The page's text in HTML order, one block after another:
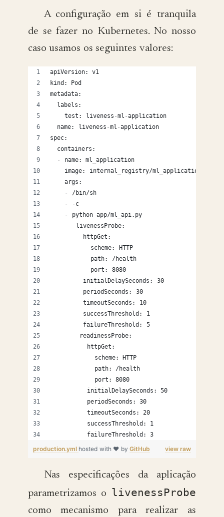
A configuração em si é tranquila
de se fazer no Kubernetes. No nosso
caso usamos os seguintes valores:
apiVersion: v1
kind: Pod
metadata:
  labels:
    test: liveness-ml-application
  name: liveness-ml-application
spec:
  containers:
  - name: ml_application
    image: internal_registry/ml_application
    args:
    - /bin/sh
    - -c
    - python app/ml_api.py
       livenessProbe:
         httpGet:
           scheme: HTTP
           path: /health
           port: 8080
         initialDelaySeconds: 30
         periodSeconds: 30
         timeoutSeconds: 10
         successThreshold: 1
         failureThreshold: 5
        readinessProbe:
          httpGet:
            scheme: HTTP
            path: /health
            port: 8080
          initialDelaySeconds: 50
          periodSeconds: 30
          timeoutSeconds: 20
          successThreshold: 1
          failureThreshold: 3
view raw
production.yml hosted with ❤ byGitHub
Nas especificações da aplicação
parametrizamos o livenessProbe
como mecanismo para realizar as